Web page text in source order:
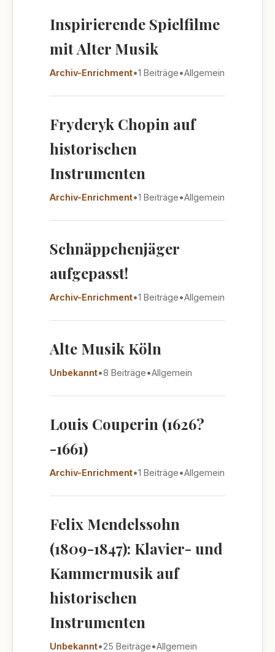
Inspirierende Spielfilme
mit Alter Musik
Archiv-Enrichment•1 Beiträge•Allgemein
Fryderyk Chopin auf
historischen
Instrumenten
Archiv-Enrichment•1 Beiträge•Allgemein
Schnäppchenjäger
aufgepasst!
Archiv-Enrichment•1 Beiträge•Allgemein
Alte Musik Köln
Unbekannt•8 Beiträge•Allgemein
Louis Couperin (1626?
-1661)
Archiv-Enrichment•1 Beiträge•Allgemein
Felix Mendelssohn
(1809-1847): Klavier- und
Kammermusik auf
historischen
Instrumenten
Unbekannt•25 Beiträge•Allgemein